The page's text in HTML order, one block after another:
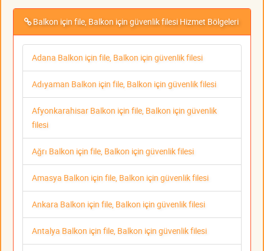
Balkon için file, Balkon için güvenlik filesi Hizmet Bölgeleri
Adana Balkon için file, Balkon için güvenlik filesi
Adıyaman Balkon için file, Balkon için güvenlik filesi
Afyonkarahisar Balkon için file, Balkon için güvenlik
filesi
Ağrı Balkon için file, Balkon için güvenlik filesi
Amasya Balkon için file, Balkon için güvenlik filesi
Ankara Balkon için file, Balkon için güvenlik filesi
Antalya Balkon için file, Balkon için güvenlik filesi